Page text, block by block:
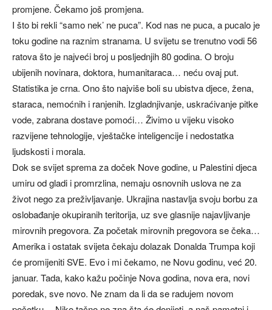
promjene. Čekamo još promjena.
I što bi rekli “samo nek’ ne puca”. Kod nas ne puca, a pucalo je
toku godine na raznim stranama. U svijetu se trenutno vodi 56
ratova što je najveći broj u posljednjih 80 godina. O broju
ubijenih novinara, doktora, humanitaraca… neću ovaj put.
Statistika je crna. Ono što najviše boli su ubistva djece, žena,
staraca, nemoćnih i ranjenih. Izgladnjivanje, uskraćivanje pitke
vode, zabrana dostave pomoći… Živimo u vijeku visoko
razvijene tehnologije, vještačke inteligencije i nedostatka
ljudskosti i morala.
Dok se svijet sprema za doček Nove godine, u Palestini djeca
umiru od gladi i promrzlina, nemaju osnovnih uslova ne za
život nego za preživljavanje. Ukrajina nastavlja svoju borbu za
oslobađanje okupiranih teritorija, uz sve glasnije najavljivanje
mirovnih pregovora. Za početak mirovnih pregovora se čeka…
Amerika i ostatak svijeta čekaju dolazak Donalda Trumpa koji
će promijeniti SVE. Evo i mi čekamo, ne Novu godinu, već 20.
januar. Tada, kako kažu počinje Nova godina, nova era, novi
poredak, sve novo. Ne znam da li da se radujem novom